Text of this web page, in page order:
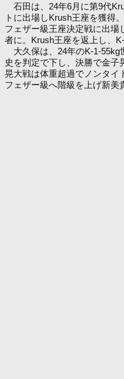
石田は、24年6月に第9代
トに出場しKrush王座を獲得
フェザー級王座決定戦に出場
者に。Krush王座を返上し、
大久保は、24年のK-1-55kg
史を判定で下し、決勝で金
晃大戦は体重超過でノンタイ
フェザー級へ階級を上げ新美